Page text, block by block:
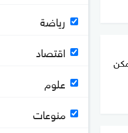
رياضة
اقتصاد
علوم
منوعات